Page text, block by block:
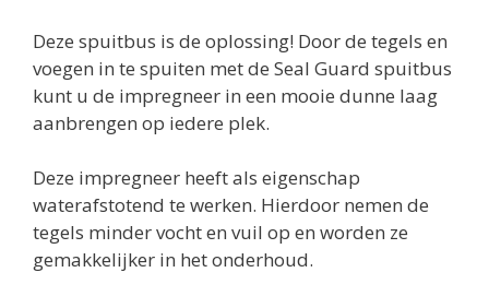
Deze spuitbus is de oplossing! Door de tegels en
voegen in te spuiten met de Seal Guard spuitbus
kunt u de impregneer in een mooie dunne laag
aanbrengen op iedere plek.
Deze impregneer heeft als eigenschap
waterafstotend te werken. Hierdoor nemen de
tegels minder vocht en vuil op en worden ze
gemakkelijker in het onderhoud.